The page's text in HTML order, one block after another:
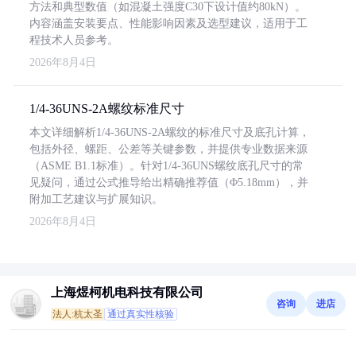
方法和典型数值（如混凝土强度C30下设计值约80kN）。
内容涵盖安装要点、性能影响因素及选型建议，适用于工
程技术人员参考。
2026年8月4日
1/4-36UNS-2A螺纹标准尺寸
本文详细解析1/4-36UNS-2A螺纹的标准尺寸及底孔计算，
包括外径、螺距、公差等关键参数，并提供专业数据来源
（ASME B1.1标准）。针对1/4-36UNS螺纹底孔尺寸的常
见疑问，通过公式推导给出精确推荐值（Φ5.18mm），并
附加工艺建议与扩展知识。
2026年8月4日
上海煜柯机电科技有限公司
法人:杭太圣 通过真实性核验
咨询 进店